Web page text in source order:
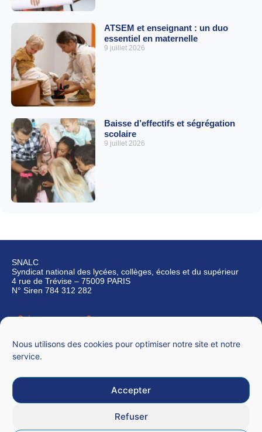
Nous utilisons des cookies pour optimiser notre site et notre
service.
Accepter
Refuser
ATSEM et enseignant : un duo
essentiel en maternelle
9 juillet 2026
Baisse d’effectifs et ségrégation
scolaire
9 juillet 2026
SNALC
Syndicat national des lycées, collèges, écoles et du supérieur
4 rue de Trévise – 75009 PARIS
N° Siren 784 312 282
Qui sommes-nous ?